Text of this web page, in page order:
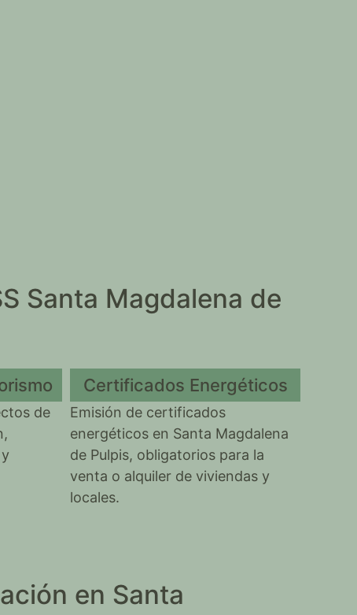
Santa Magdalena de
de
Certificados Energéticos
Emisión de certificados
energéticos en Santa Magdalena
de Pulpis, obligatorios para la
venta o alquiler de viviendas y
locales.
en Santa